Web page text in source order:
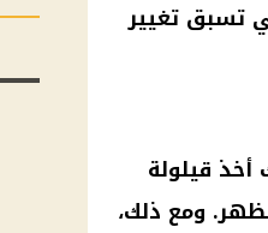
تسبق تغيير
أخذ قيلولة
بعد الظهر. ومع ذلك،